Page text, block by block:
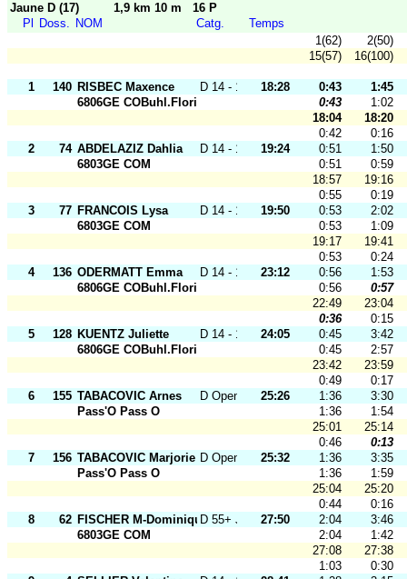
Jaune D (17) 1,9 km 10 m
16 P
Pl
Doss. NOM Catg.
Temps
1(62)
2(50)
15(57)
16(100)
1 140 RISBEC Maxence D 14 - 18 18:28 0:43
1:45
6806GE COBuhl.Florival
0:43
1:02
18:04
18:20
0:42
0:16
2
74 ABDELAZIZ Dahlia D 14 - 18 19:24 0:51
1:50
6803GE COM
0:51
0:59
18:57
19:16
0:55
0:19
3
77 FRANCOIS Lysa D 14 - 18 19:50 0:53
2:02
6803GE COM
0:53
1:09
19:17
19:41
0:53
0:24
4
136 ODERMATT Emma D 14 - 18 23:12 0:56
1:53
6806GE COBuhl.Florival
0:56
0:57
22:49
23:04
0:36
0:15
5
128 KUENTZ Juliette D 14 - 18 24:05 0:45
3:42
6806GE COBuhl.Florival
0:45
2:57
23:42
23:59
0:49
0:17
6
155 TABACOVIC Arnes D Open J 25:26 1:36
3:30
Pass'O Pass O
1:36
1:54
25:01
25:14
0:46
0:13
7
156 TABACOVIC Marjorie D Open J 25:32 1:36
3:35
Pass'O Pass O
1:36
1:59
25:04
25:20
0:44
0:16
8
62 FISCHER M-DominiqueD 55+ J 27:50 2:04
3:46
6803GE COM
2:04
1:42
27:08
27:38
1:03
0:30